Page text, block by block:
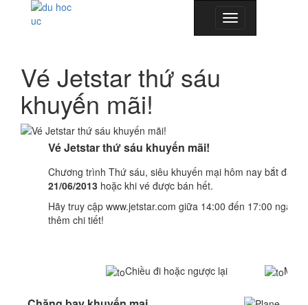
Toggle
navigation
Vé Jetstar thứ sáu
khuyến mãi!
Vé Jetstar thứ sáu khuyến mãi!
Chương trình Thứ sáu, siêu khuyến mại hôm nay bắt đầu
21/06/2013 hoặc khi vé được bán hết.
Hãy truy cập www.jetstar.com giữa 14:00 đến 17:00 ngày
thêm chi tiết!
Chiều đi hoặc ngược lại Một